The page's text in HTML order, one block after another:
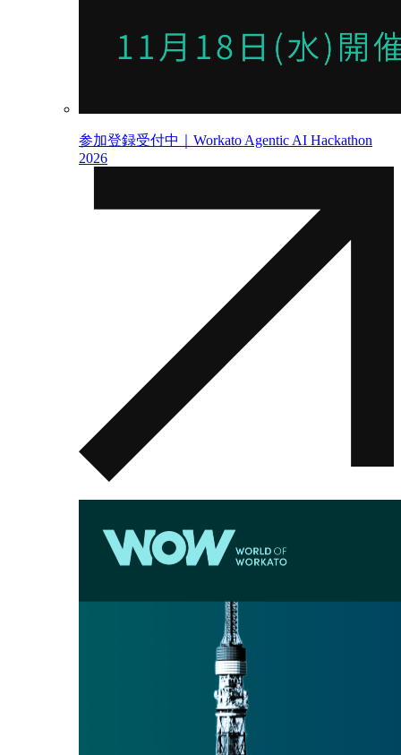
参加登録受付中｜Workato Agentic AI Hackathon
2026